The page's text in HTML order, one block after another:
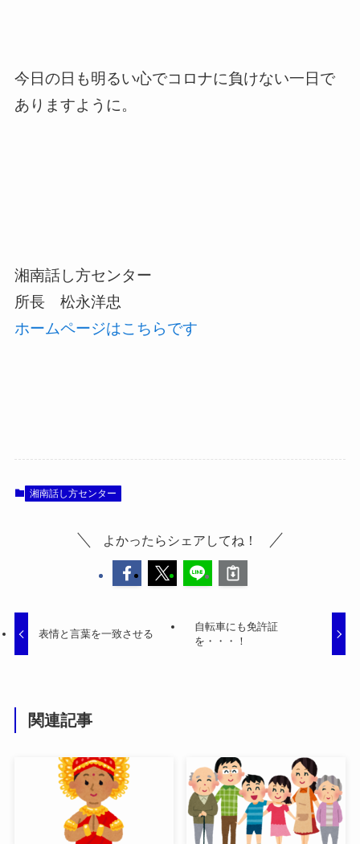
今日の日も明るい心でコロナに負けない一日で
ありますように。
湘南話し方センター
所長 松永洋忠
ホームページはこちらです
湘南話し方センター
よかったらシェアしてね！
表情と言葉を一致させる
自転車にも免許証
を・・・！
関連記事